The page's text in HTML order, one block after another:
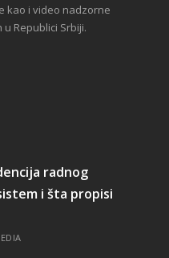
kao i video nadzorne
Republici Srbiji.
radnog
i šta propisi